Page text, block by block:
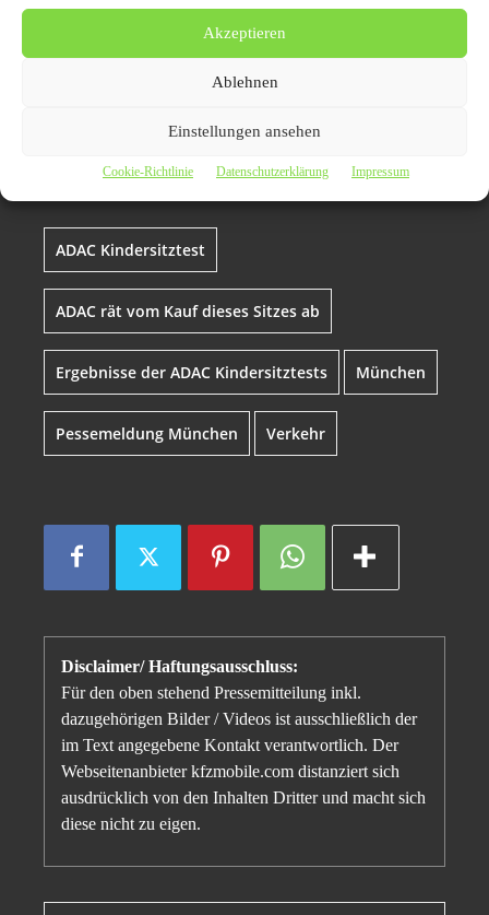
Akzeptieren
Ablehnen
Einstellungen ansehen
Cookie-Richtlinie Datenschutzerklärung Impressum
Überwiegend
empfehlenswert Nur eines
von 20 Modellen
„mangelhaft“ Hersteller
bessern nach
ADAC Kindersitztest
ADAC rät vom Kauf dieses Sitzes ab
Ergebnisse der ADAC Kindersitztests München
Pessemeldung München Verkehr
Disclaimer/ Haftungsausschluss:
Für den oben stehend Pressemitteilung inkl.
dazugehörigen Bilder / Videos ist ausschließlich der
im Text angegebene Kontakt verantwortlich. Der
Webseitenanbieter kfzmobile.com distanziert sich
ausdrücklich von den Inhalten Dritter und macht sich
diese nicht zu eigen.